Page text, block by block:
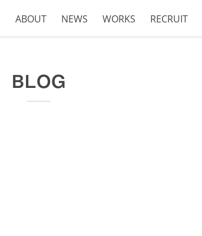
ABOUT NEWS WORKS RECRUIT
BLOG